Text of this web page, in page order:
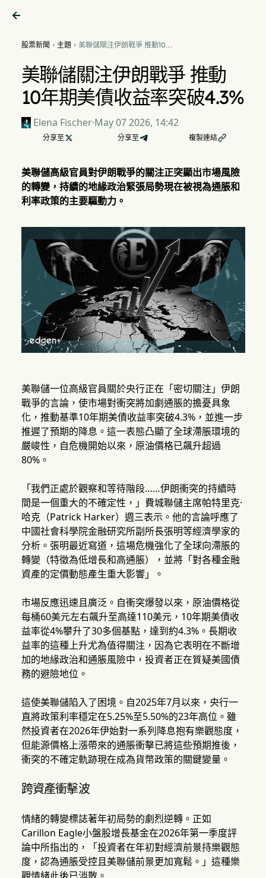

股票新聞  主題 美聯儲關注伊朗戰爭 推動10年
美聯儲關注伊朗戰爭 推動
10年期美債收益率突破4.3%
Elena Fischer·May 07 2026, 14:42
分享至  分享至 複製連結
美聯儲高級官員對伊朗戰爭的關注正突顯出市場風險
的轉變，持續的地緣政治緊張局勢現在被視為通脹和
利率政策的主要驅動力。
美聯儲一位高級官員關於央行正在「密切關注」伊朗
戰爭的言論，使市場對衝突將加劇通脹的擔憂具象
化，推動基準10年期美債收益率突破4.3%，並進一步
推遲了預期的降息。這一表態凸顯了全球滯脹環境的
嚴峻性，自危機開始以來，原油價格已飆升超過
80%。
「我們正處於觀察和等待階段……伊朗衝突的持續時
間是一個重大的不確定性，」費城聯儲主席帕特里克·
哈克（Patrick Harker）週三表示。他的言論呼應了
中國社會科學院金融研究所副所長張明等經濟學家的
分析。張明最近寫道，這場危機強化了全球向滯脹的
轉變（特徵為低增長和高通脹），並將「對各種金融
資產的定價動態產生重大影響」。
市場反應迅速且廣泛。自衝突爆發以來，原油價格從
每桶60美元左右飆升至高達110美元，10年期美債收
益率從4%攀升了30多個基點，達到約4.3%。長期收
益率的這種上升尤為值得關注，因為它表明在不斷增
加的地緣政治和通脹風險中，投資者正在質疑美國債
務的避險地位。
這使美聯儲陷入了困境。自2025年7月以來，央行一
直將政策利率穩定在5.25%至5.50%的23年高位。雖
然投資者在2026年伊始對一系列降息抱有樂觀態度，
但能源價格上漲帶來的通脹衝擊已將這些預期推後，
衝突的不確定軌跡現在成為貨幣政策的關鍵變量。
跨資產衝擊波
情緒的轉變標誌著年初局勢的劇烈逆轉。正如
Carillon Eagle小盤股增長基金在2026年第一季度評
論中所指出的，「投資者在年初對經濟前景持樂觀態
度，認為通脹受控且美聯儲前景更加寬鬆。」這種樂